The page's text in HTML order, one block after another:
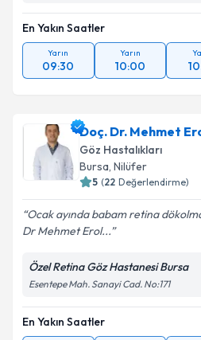
En Yakın Saatler
Yarın
09:30
Yarın
10:00
Doç. Dr. Mehmet
Göz Hastalıkları
Bursa, Nilüfer
5 (22 Değerlendirme)
Ocak ayında babam retina
Dr Mehmet Erol...
Özel Retina Göz Hastanesi Bursa
Esentepe Mah. Sanayi Cad. No:171
En Yakın Saatler